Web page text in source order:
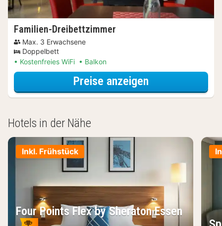
Familien-Dreibettzimmer
Max. 3 Erwachsene
Doppelbett
Kostenfreies WiFi
Balkon
Preise anzeigen
Hotels in der Nähe
Inkl. Frühstück
Four Points Flex by Sheraton Essen